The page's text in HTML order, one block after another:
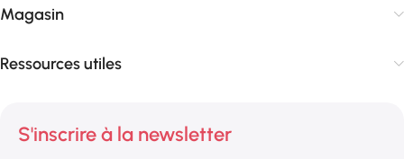
Magasin
Ressources utiles
S'inscrire à la newsletter